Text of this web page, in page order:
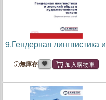
9.Гендерная лингвистика и
無庫存